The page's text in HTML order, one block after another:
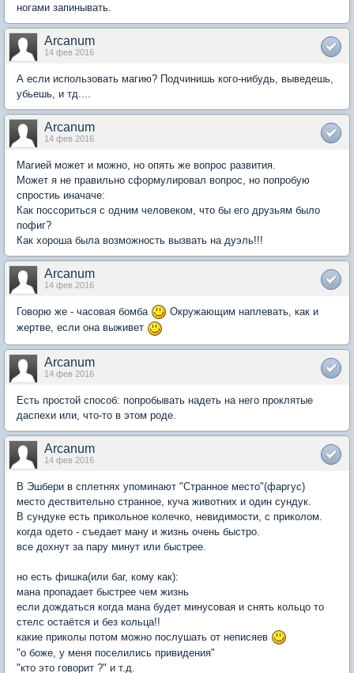
ногами запинывать.
Arcanum
14 фев 2016
А если использовать магию? Подчинишь кого-нибудь, выведешь,
убьешь, и тд....
Arcanum
14 фев 2016
Магией может и можно, но опять же вопрос развития.
Может я не правильно сформулировал вопрос, но попробую
спростиь иначаче:
Как поссориться с одним человеком, что бы его друзьям было
пофиг?
Как хороша была возможность вызвать на дуэль!!!
Arcanum
14 фев 2016
Говорю же - часовая бомба
Окружающим наплевать, как и
жертве, если она выживет
Arcanum
14 фев 2016
Есть простой способ: попробывать надеть на него проклятые
даспехи или, что-то в этом роде.
Arcanum
14 фев 2016
В Эшбери в сплетнях упоминают "Странное место"(фаргус)
место дествительно странное, куча животних и один сундук.
В сундуке есть прикольное колечко, невидимости, с приколом.
когда одето - съедает ману и жизнь очень быстро.
все дохнут за пару минут или быстрее.
но есть фишка(или баг, кому как):
мана пропадает быстрее чем жизнь
если дождаться когда мана будет минусовая и снять кольцо то
стелс остаётся и без кольца!!
какие приколы потом можно послушать от неписяев
"о боже, у меня поселились привидения"
"кто это говорит ?" и т.д.